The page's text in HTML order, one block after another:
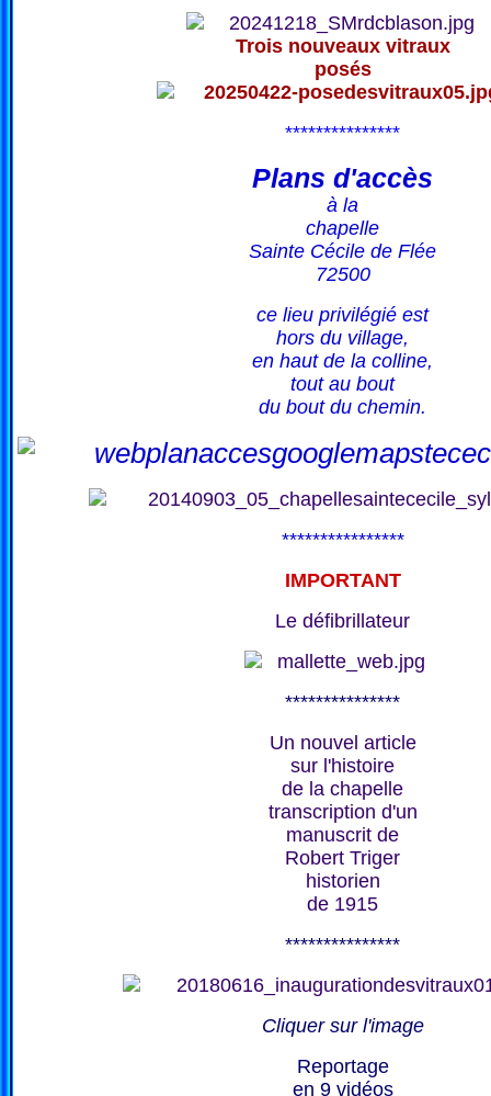
Trois nouveaux vitraux
posés
***************
Plans d'accès
à la
chapelle
Sainte Cécile de Flée
72500
ce lieu privilégié est
hors du village,
en haut de la colline,
tout au bout
du bout du chemin.
****************
IMPORTANT
Le défibrillateur
***************
Un nouvel article
sur l'histoire
de la chapelle
transcription d'un
manuscrit de
Robert Triger
historien
de 1915
***************
Cliquer sur l'image
Reportage
en 9 vidéos